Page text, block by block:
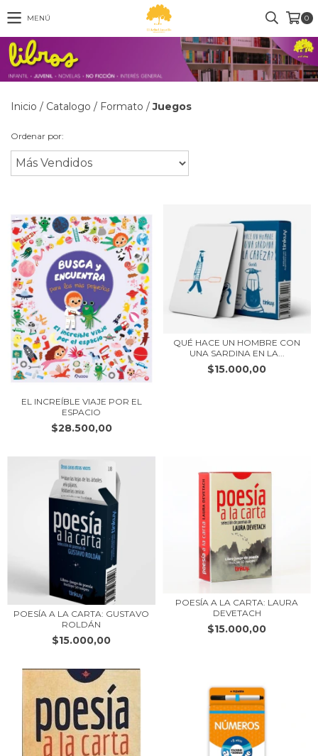
MENÚ 0
Inicio / Catalogo / Formato / Juegos
Ordenar por:
EL INCREÍBLE VIAJE POR EL
ESPACIO
$28.500,00
QUÉ HACE UN HOMBRE CON
UNA SARDINA EN LA...
$15.000,00
POESÍA A LA CARTA: GUSTAVO
ROLDÁN
$15.000,00
POESÍA A LA CARTA: LAURA
DEVETACH
$15.000,00